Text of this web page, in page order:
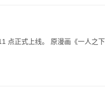
点正式上线。 原漫画《一人之